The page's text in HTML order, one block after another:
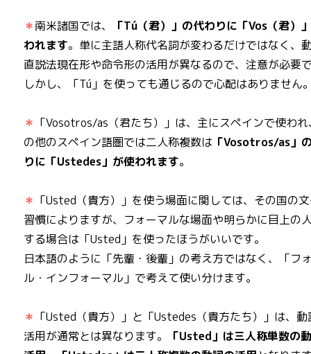
＊南米諸国では、
「Tú（君）」の代わりに「Vos（君）
われます。単に主語人称代名詞が変わるだけではなく、
直説法現在形や命令形の活用が異なるので、注意が必要
しかし、「Tú」を使っても通じるので心配はありません
＊ 「Vosotros/as（君たち）」は、主にスペインで使わ
の他のスペイン語圏では二人称複数は 「Vosotros/as」
りに「Ustedes」が使われます。
＊ 「Usted（貴方）」を使う場面に関しては、その国の
習慣によりますが、フォーマルな場面や明らかに目上の
する場合は「Usted」を使ったほうがいいです。
日本語のように「先輩・後輩」の考え方ではなく、「フ
ル・インフォーマル」で考えて使い分けます。
＊ 「Usted（貴方）」と「Ustedes（貴方たち）」は、動
活用が通常とは異なります。
「Usted」は三人称単数の